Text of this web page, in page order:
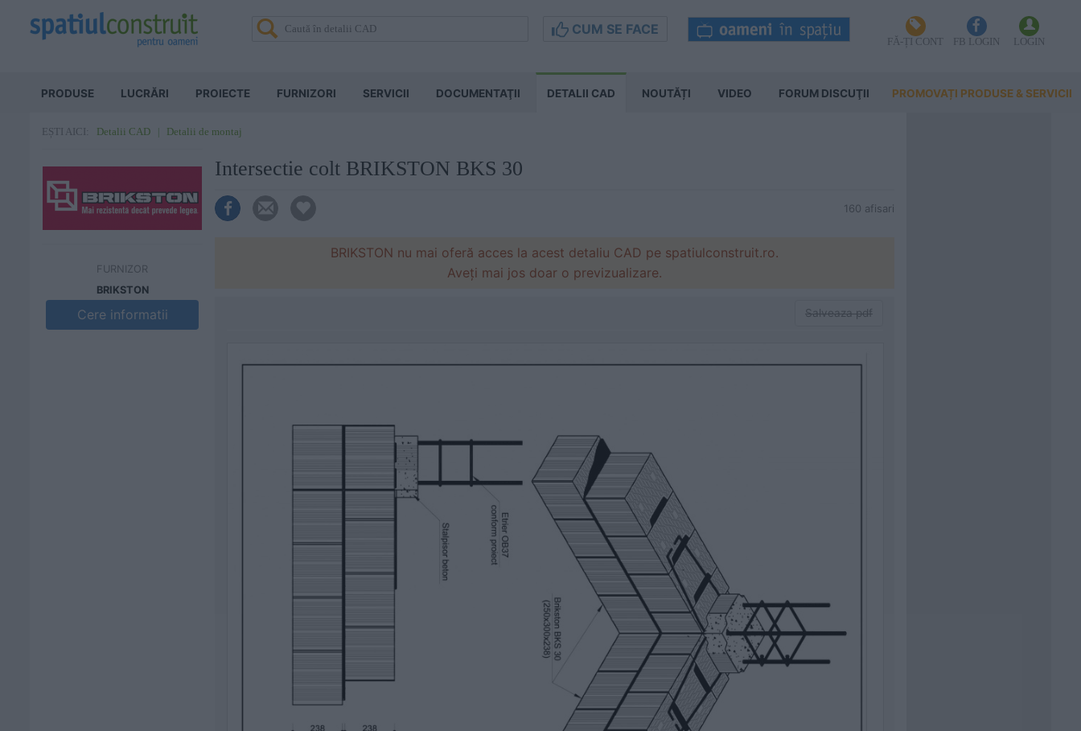
CUM SE FACE
FĂ-ȚI CONT FB LOGIN LOGIN
PRODUSE LUCRĂRI PROIECTE FURNIZORI SERVICII DOCUMENTAŢII DETALII CAD NOUTĂȚI VIDEO FORUM DISCUŢII PROMOVAȚI PRODUSE & SERVICII
EȘTI AICI: Detalii CAD Detalii de montaj
FURNIZOR
BRIKSTON
Cere informatii
Intersectie colt BRIKSTON BKS 30
160 afisari
BRIKSTON nu mai oferă acces la acest detaliu CAD pe spatiulconstruit.ro.
Aveți mai jos doar o previzualizare.
Salveaza pdf